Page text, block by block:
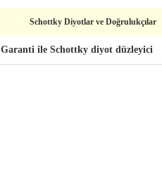
Schottky Diyotlar ve Doğrulukçılar
Garanti ile Schottky diyot düzleyici